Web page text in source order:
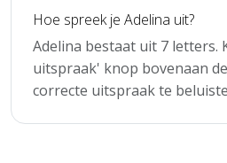
Hoe spreek je Adelina uit?
Adelina bestaat uit 7 letters.
uitspraak' knop bovenaan
correcte uitspraak te